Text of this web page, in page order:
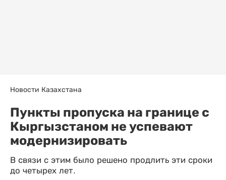
Новости Казахстана
Пункты пропуска на границе с
Кыргызстаном не успевают
модернизировать
В связи с этим было решено продлить эти сроки
до четырех лет.